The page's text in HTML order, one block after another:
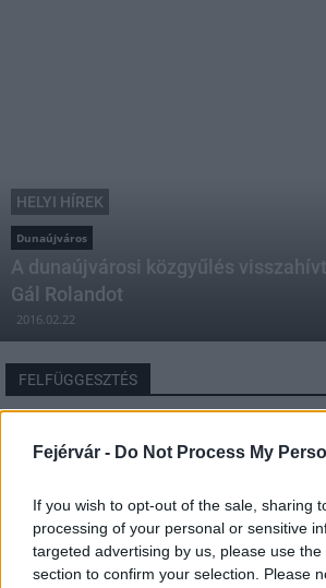
Fejérvár - Do Not Process My
If you wish to opt-out of the sale, sharing
processing of your personal or sensitive
targeted advertising by us, please use
section to confirm your selection. Please
HELYI HÍREK
Dunaújváros
A dunaújvárosi közgyűlés
Gál Rolandot
2016.02.22
FELFÜGGESZTÉS
Név